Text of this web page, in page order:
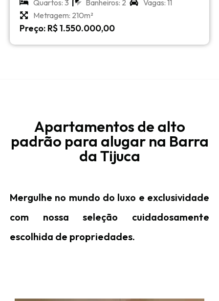
Quartos: 3 Banheiros: 2
Vagas: 11
Metragem: 210m²
Preço: R$ 1.550.000,00
Apartamentos de alto
padrão para alugar na Barra
da Tijuca
Mergulhe no mundo do luxo e exclusividade
com nossa seleção cuidadosamente
escolhida de propriedades.